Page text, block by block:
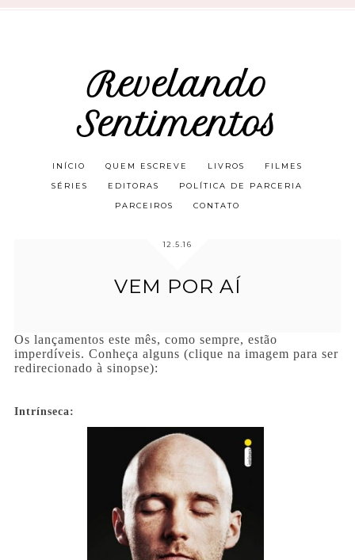
Revelando
Sentimentos
INÍCIO QUEM ESCREVE LIVROS FILMES
SÉRIES EDITORAS POLÍTICA DE PARCERIA
PARCEIROS CONTATO
12.5.16
VEM POR AÍ
Os lançamentos este mês, como sempre, estão
imperdíveis. Conheça alguns (clique na imagem para ser
redirecionado à sinopse):
Intrínseca: